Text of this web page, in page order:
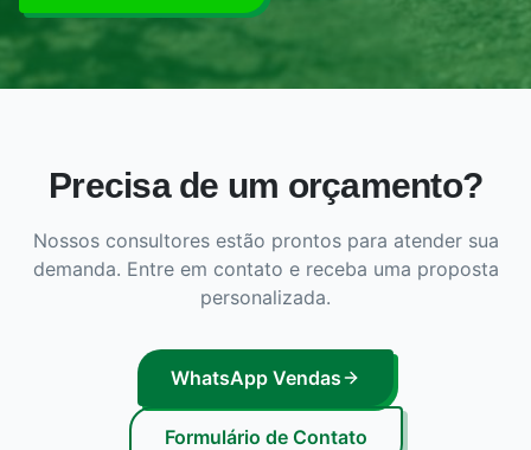
Precisa de um orçamento?
Nossos consultores estão prontos para atender sua
demanda. Entre em contato e receba uma proposta
personalizada.
WhatsApp Vendas
Formulário de Contato